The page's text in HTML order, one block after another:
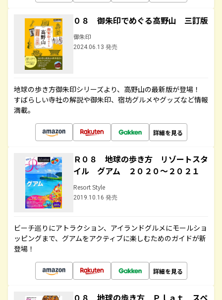
０８ 御朱印でめぐる高野山 三訂版
御朱印
2024.06.13 発売
地球の歩き方御朱印シリーズより、高野山の最新版が登場！
すばらしい寺社の解説や御朱印、宿坊グルメやグッズなど情報
満載。
詳細を見る
Ｒ０８ 地球の歩き方 リゾートスタ
イル グアム ２０２０～２０２１
Resort Style
2019.10.16 発売
ビーチ巡りにアトラクション、アイランドグルメにモールショ
ッピングまで、グアムをアクティブに楽しむためのガイドが新
登場！
詳細を見る
０８ 地球の歩き方 Ｐｌａｔ スペ